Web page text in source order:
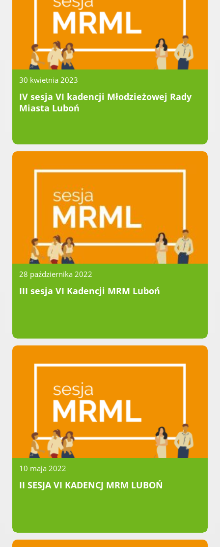
30 kwietnia 2023
IV sesja VI kadencji Młodzieżowej Rady
Miasta Luboń
28 października 2022
III sesja VI Kadencji MRM Luboń
10 maja 2022
II SESJA VI KADENCJ MRM LUBOŃ